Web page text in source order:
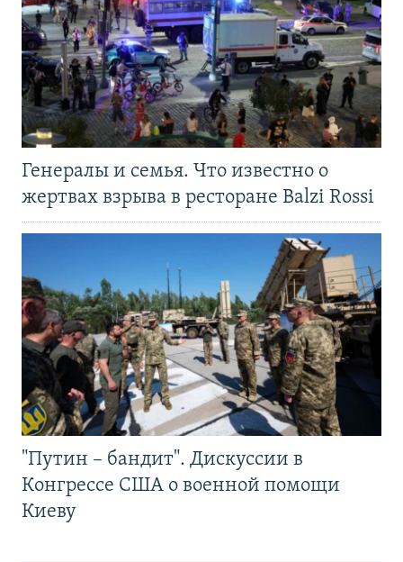
Генералы и семья. Что известно о
жертвах взрыва в ресторане Balzi Rossi
"Путин – бандит". Дискуссии в
Конгрессе США о военной помощи
Киеву